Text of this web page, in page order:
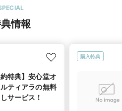
情報
約特典】安心堂オ
ティアラの無料
サービス！
購入特典